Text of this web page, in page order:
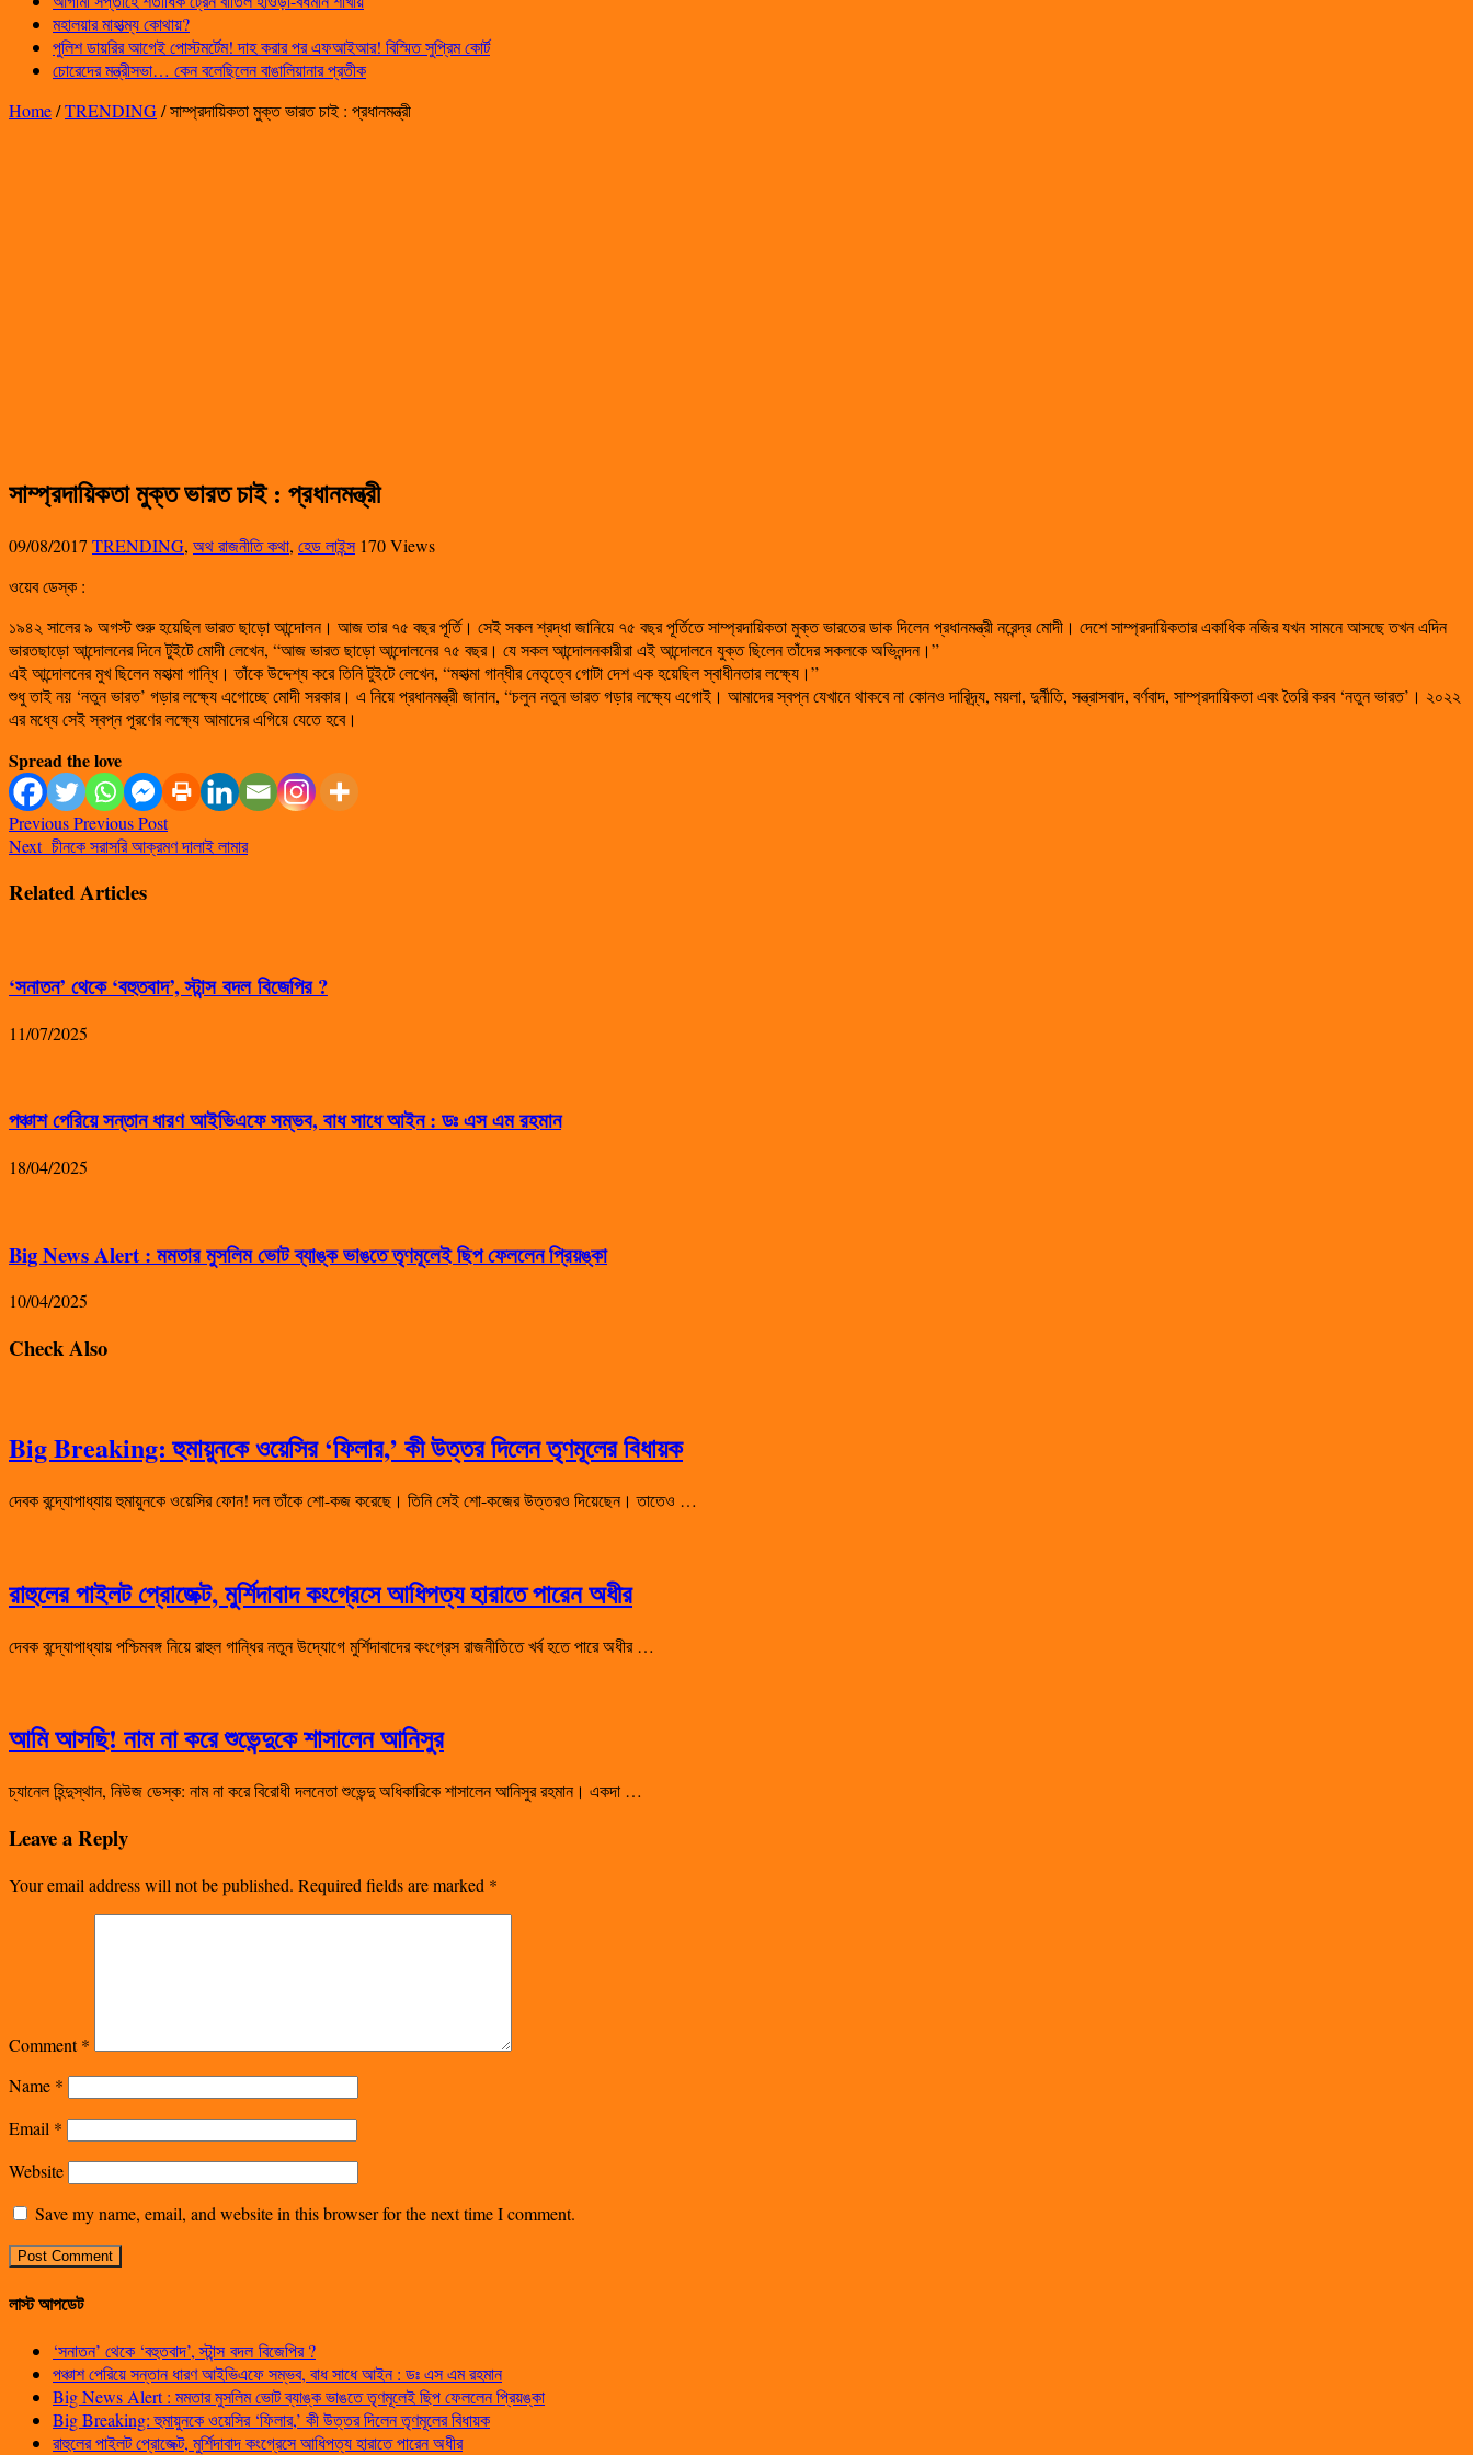
মহালয়ার মাহাত্ম্য কোথায়?
পুলিশ ডায়রির আগেই পোস্টমর্টেম! দাহ করার পর এফআইআর! বিস্মিত সুপ্রিম কোর্ট
চোরেদের মন্ত্রীসভা… কেন বলেছিলেন বাঙালিয়ানার প্রতীক
Home/TRENDING/সাম্প্রদায়িকতা মুক্ত ভারত চাই : প্রধানমন্ত্রী
সাম্প্রদায়িকতা মুক্ত ভারত চাই : প্রধানমন্ত্রী
09/08/2017 TRENDING, অথ রাজনীতি কথা, হেড লাইন্স 170 Views
ওয়েব ডেস্ক :
১৯৪২ সালের ৯ অগস্ট শুরু হয়েছিল ভারত ছাড়ো আন্দোলন। আজ তার ৭৫ বছর পূর্তি। সেই সকল শ্রদ্ধা জানিয়ে ৭৫ বছর পূর্তিতে সাম্প্রদায়িকতা মুক্ত ভারতের ডাক দিলেন প্রধানমন্ত্রী নরেন্দ্র মোদী। দেশে সাম্প্রদায়িকতার একাধিক নজির যখন সামনে আসছে তখন এদিন
ভারতছাড়ো আন্দোলনের দিনে টুইটে মোদী লেখেন, “আজ ভারত ছাড়ো আন্দোলনের ৭৫ বছর। যে সকল আন্দোলনকারীরা এই আন্দোলনে যুক্ত ছিলেন তাঁদের সকলকে অভিনন্দন।”
এই আন্দোলনের মুখ ছিলেন মহাত্মা গান্ধি। তাঁকে উদ্দেশ্য করে তিনি টুইটে লেখেন, “মহাত্মা গান্ধীর নেতৃত্বে গোটা দেশ এক হয়েছিল স্বাধীনতার লক্ষ্যে।”
শুধু তাই নয় ‘নতুন ভারত’ গড়ার লক্ষ্যে এগোচ্ছে মোদী সরকার। এ নিয়ে প্রধানমন্ত্রী জানান, “চলুন নতুন ভারত গড়ার লক্ষ্যে এগোই। আমাদের স্বপ্ন যেখানে থাকবে না কোনও দারিদ্র্য, ময়লা, দুর্নীতি, সন্ত্রাসবাদ, বর্ণবাদ, সাম্প্রদায়িকতা এবং তৈরি করব ‘নতুন ভারত’। ২০২২
এর মধ্যে সেই স্বপ্ন পূরণের লক্ষ্যে আমাদের এগিয়ে যেতে হবে।
Spread the love
PreviousPrevious Post
Nextচীনকে সরাসরি আক্রমণ দালাই লামার⁠⁠⁠⁠
Related Articles
‘সনাতন’ থেকে ‘বহুতবাদ’, স্টান্স বদল বিজেপির ?
11/07/2025
পঞ্চাশ পেরিয়ে সন্তান ধারণ আইভিএফে সম্ভব, বাধ সাধে আইন : ডঃ এস এম রহমান
18/04/2025
Big News Alert : মমতার মুসলিম ভোট ব্যাঙ্ক ভাঙতে তৃণমূলেই ছিপ ফেললেন প্রিয়ঙ্কা
10/04/2025
Check Also
Big Breaking: হুমায়ুনকে ওয়েসির ‘ফিলার,’ কী উত্তর দিলেন তৃণমূলের বিধায়ক
দেবক বন্দ্যোপাধ্যায় হুমায়ুনকে ওয়েসির ফোন! দল তাঁকে শো-কজ করেছে। তিনি সেই শো-কজের উত্তরও দিয়েছেন। তাতেও …
রাহুলের পাইলট প্রোজেক্ট, মুর্শিদাবাদ কংগ্রেসে আধিপত্য হারাতে পারেন অধীর
দেবক বন্দ্যোপাধ্যায় পশ্চিমবঙ্গ নিয়ে রাহুল গান্ধির নতুন উদ্যোগে মুর্শিদাবাদের কংগ্রেস রাজনীতিতে খর্ব হতে পারে অধীর …
আমি আসছি! নাম না করে শুভেন্দুকে শাসালেন আনিসুর
চ্যানেল হিন্দুস্থান, নিউজ ডেস্ক: নাম না করে বিরোধী দলনেতা শুভেন্দু অধিকারিকে শাসালেন আনিসুর রহমান। একদা …
Leave a Reply
Your email address will not be published. Required fields are marked *
Comment*
Name *
Email *
Website
Save my name, email, and website in this browser for the next time I comment.
লাস্ট আপডেট
‘সনাতন’ থেকে ‘বহুতবাদ’, স্টান্স বদল বিজেপির ?
পঞ্চাশ পেরিয়ে সন্তান ধারণ আইভিএফে সম্ভব, বাধ সাধে আইন : ডঃ এস এম রহমান
Big News Alert : মমতার মুসলিম ভোট ব্যাঙ্ক ভাঙতে তৃণমূলেই ছিপ ফেললেন প্রিয়ঙ্কা
Big Breaking: হুমায়ুনকে ওয়েসির ‘ফিলার,’ কী উত্তর দিলেন তৃণমূলের বিধায়ক
রাহুলের পাইলট প্রোজেক্ট, মুর্শিদাবাদ কংগ্রেসে আধিপত্য হারাতে পারেন অধীর